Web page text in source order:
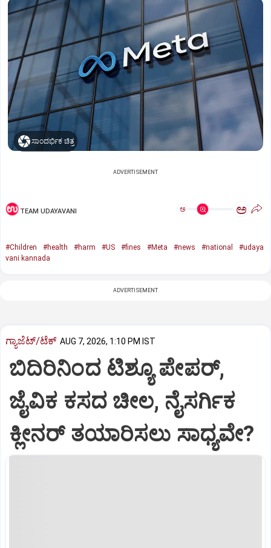
ಸಾಂದರ್ಭಿಕ ಚಿತ್ರ
ADVERTISEMENT
TEAM UDAYAVANI ಅ ಅ
#Children #health #harm #US #fines #Meta #news #national
#udaya
vani kannada
ADVERTISEMENT
ಗ್ಯಾಜೆಟ್/ಟೆಕ್ AUG 7, 2026, 1:10 PM IST
ಬಿದಿರಿನಿಂದ ಟಿಶ್ಯೂ ಪೇಪರ್‌,
ಜೈವಿಕ ಕಸದ ಚೀಲ, ನೈಸರ್ಗಿಕ
ಕ್ಲೀನರ್‌ ತಯಾರಿಸಲು ಸಾಧ್ಯವೇ?